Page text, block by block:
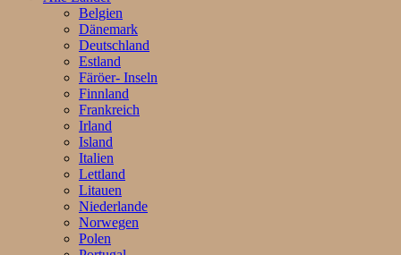
Belgien
Dänemark
Deutschland
Estland
Färöer- Inseln
Finnland
Frankreich
Irland
Island
Italien
Lettland
Litauen
Niederlande
Norwegen
Polen